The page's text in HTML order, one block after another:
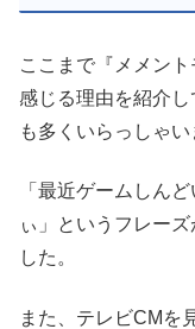
ここまで『メメン
感じる理由を紹介
も多くいらっしゃい
「最近ゲームしん
ぃ」というフレー
した。
また、テレビCMを